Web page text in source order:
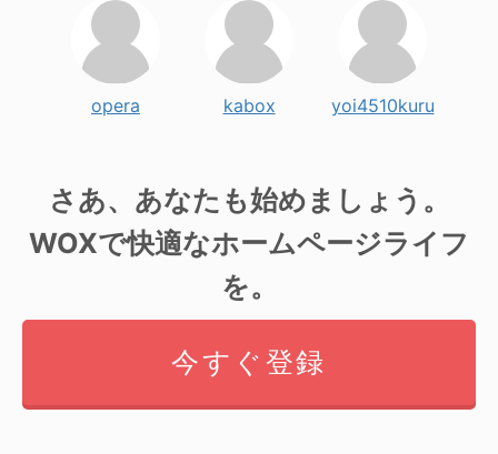
opera kabox yoi4510kuru
さあ、あなたも始めましょう。
WOXで快適なホームページライフ
を。
今すぐ登録